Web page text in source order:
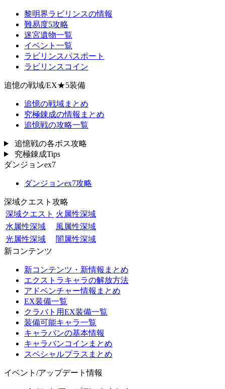
黎明界ラビリンスの情報
難易度5攻略
迷宮遺物一覧
イベント一覧
ラビリンスパスポート
ラビリンスコイン
追憶の戦域/EX★5装備
追憶の戦域まとめ
究極錬成の情報まとめ
追憶戦の攻略一覧
追憶戦の各ボス攻略
究極錬成Tips
ダンジョンex7
ダンジョンex7攻略
深域クエスト攻略
深域クエスト 火属性深域
水属性深域
風属性深域
光属性深域
闇属性深域
新コンテンツ
新コンテンツ・新情報まとめ
エクストラキャラの解放方法
アドベンチャー情報まとめ
EX装備一覧
クラバト用EX装備一覧
装備可能キャラ一覧
キャラバンの基本情報
キャラバンコインまとめ
スペシャルプラスまとめ
イベント/アップデート情報